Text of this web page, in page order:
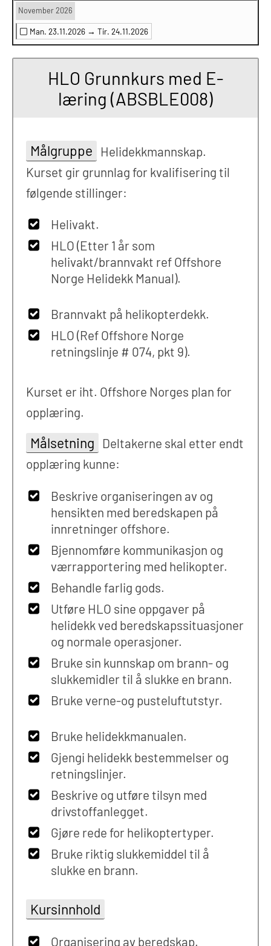
November 2026
Man. 23.11.2026 → Tir. 24.11.2026
HLO Grunnkurs med E-
læring (ABSBLE008)
Målgruppe
Helidekkmannskap.
Kurset gir grunnlag for kvalifisering til
følgende stillinger:
Helivakt.
HLO (Etter 1 år som
helivakt/brannvakt ref Offshore
Norge Helidekk Manual).
Brannvakt på helikopterdekk.
HLO (Ref Offshore Norge
retningslinje # 074, pkt 9).
Kurset er iht. Offshore Norges plan for
opplæring.
Målsetning
Deltakerne skal etter endt
opplæring kunne:
Beskrive organiseringen av og
hensikten med beredskapen på
innretninger offshore.
Bjennomføre kommunikasjon og
værrapportering med helikopter.
Behandle farlig gods.
Utføre HLO sine oppgaver på
helidekk ved beredskapssituasjoner
og normale operasjoner.
Bruke sin kunnskap om brann- og
slukkemidler til å slukke en brann.
Bruke verne-og pusteluftutstyr.
Bruke helidekkmanualen.
Gjengi helidekk bestemmelser og
retningslinjer.
Beskrive og utføre tilsyn med
drivstoffanlegget.
Gjøre rede for helikoptertyper.
Bruke riktig slukkemiddel til å
slukke en brann.
Kursinnhold
Organisering av beredskap.